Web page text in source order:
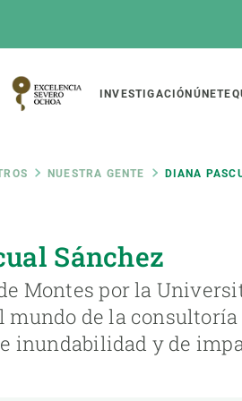
Main
INVESTIGACIÓN ÚNETE
NUESTRA GENTE DIANA
Sánchez
Montes por la
mundo de la
inundabilidad y de